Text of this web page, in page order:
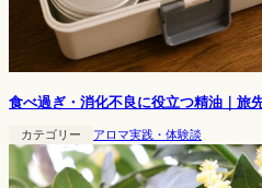
食べ過ぎ・消化不良に役立つ精油｜旅
カテゴリー アロマ実践・体験談